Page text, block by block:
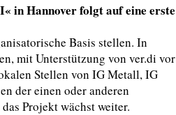
in Hannover folgt auf eine erste
Basis stellen. In
mit Unterstützung von ver.di vor
Stellen von IG Metall, IG
der einen oder anderen
Projekt wächst weiter.